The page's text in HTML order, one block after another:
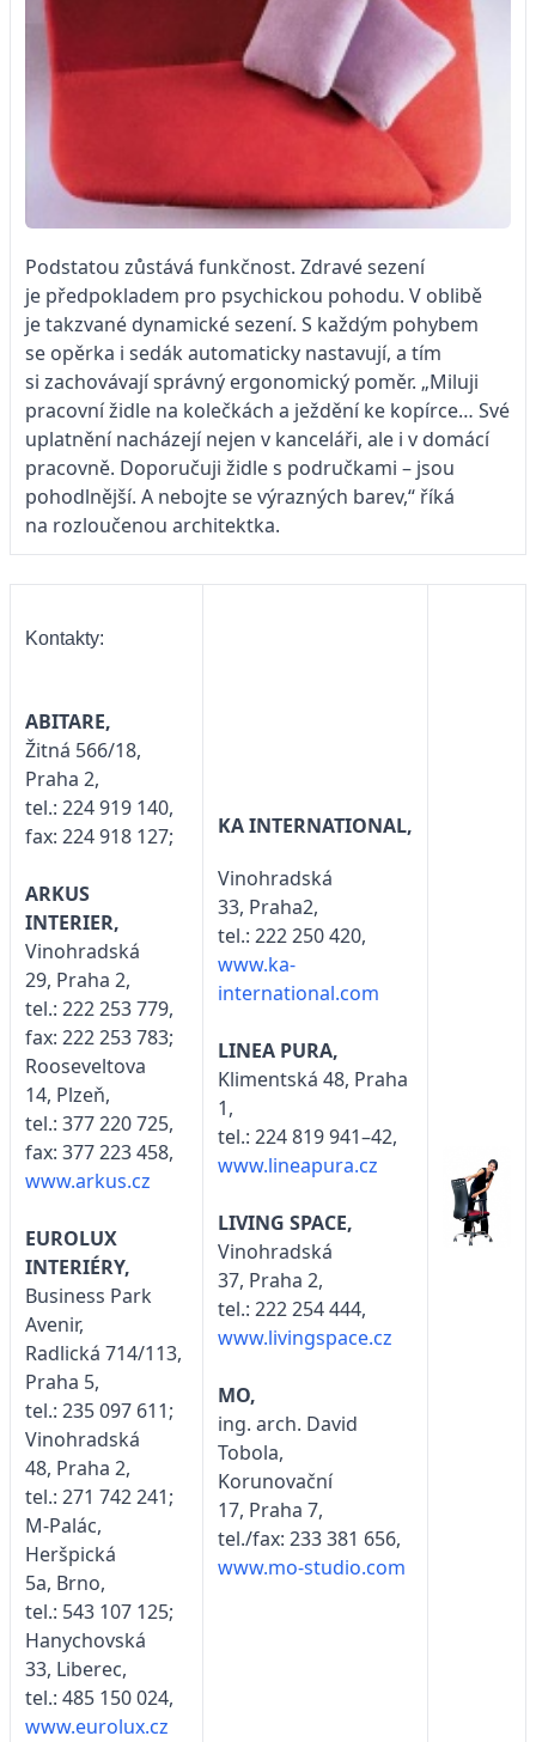
Podstatou zůstává funkčnost. Zdravé sezení
je předpokladem pro psychickou pohodu. V oblibě
je takzvané dynamické sezení. S každým pohybem
se opěrka i sedák automaticky nastavují, a tím
si zachovávají správný ergonomický poměr. „Miluji
pracovní židle na kolečkách a ježdění ke kopírce… Své
uplatnění nacházejí nejen v kanceláři, ale i v domácí
pracovně. Doporučuji židle s područkami – jsou
pohodlnější. A nebojte se výrazných barev,“ říká
na rozloučenou architektka.
Kontakty:
ABITARE,
Žitná 566/18,
Praha 2,
tel.: 224 919 140,
fax: 224 918 127;
ARKUS
INTERIER,
Vinohradská
29, Praha 2,
tel.: 222 253 779,
fax: 222 253 783;
Rooseveltova
14, Plzeň,
tel.: 377 220 725,
fax: 377 223 458,
www.arkus.cz
EUROLUX
INTERIÉRY,
Business Park
Avenir,
Radlická 714/113,
Praha 5,
tel.: 235 097 611;
Vinohradská
48, Praha 2,
tel.: 271 742 241;
M-Palác,
Heršpická
5a, Brno,
tel.: 543 107 125;
Hanychovská
33, Liberec,
tel.: 485 150 024,
www.eurolux.cz
KA INTERNATIONAL,
Vinohradská
33, Praha2,
tel.: 222 250 420,
www.ka-
international.com
LINEA PURA,
Klimentská 48, Praha
1,
tel.: 224 819 941–42,
www.lineapura.cz
LIVING SPACE,
Vinohradská
37, Praha 2,
tel.: 222 254 444,
www.livingspace.cz
MO,
ing. arch. David
Tobola,
Korunovační
17, Praha 7,
tel./fax: 233 381 656,
www.mo-studio.com